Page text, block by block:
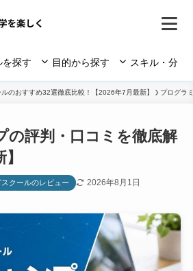
探す 目的から探す スキル・分野
のおすすめ32選徹底比較！【2026年7月最新】 プログラ
の評判・口コミを徹底解
クールのレビュー 2026年8月1日